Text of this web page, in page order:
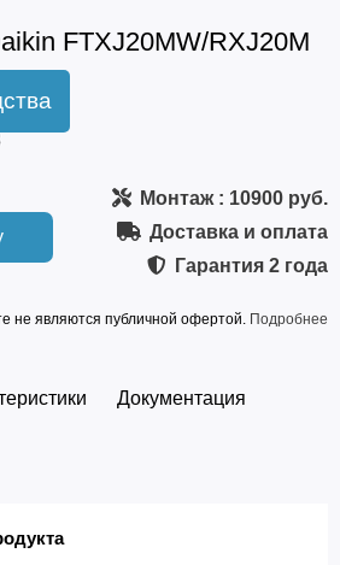
FTXJ20MW/RXJ20M
Монтаж: 10900 руб.
Доставка и оплата
Гарантия 2 года
не являются публичной офертой. Подробнее
Документация